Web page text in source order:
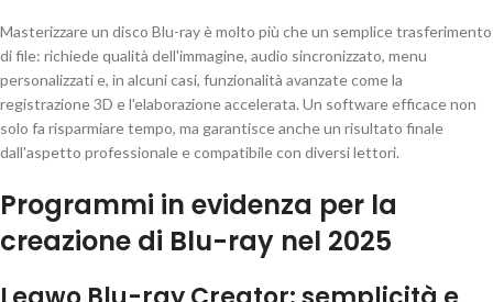
Masterizzare un disco Blu-ray è molto più che un semplice trasferimento
di file: richiede qualità dell'immagine, audio sincronizzato, menu
personalizzati e, in alcuni casi, funzionalità avanzate come la
registrazione 3D e l'elaborazione accelerata. Un software efficace non
solo fa risparmiare tempo, ma garantisce anche un risultato finale
dall'aspetto professionale e compatibile con diversi lettori.
Programmi in evidenza per la
creazione di Blu-ray nel 2025